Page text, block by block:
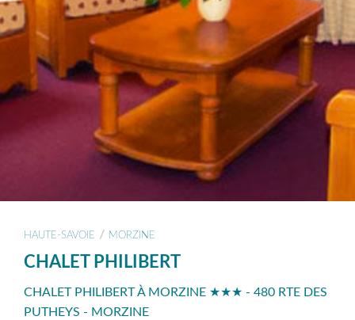
HAUTE-SAVOIE / MORZINE
CHALET PHILIBERT
CHALET PHILIBERT À MORZINE ★★★ - 480 RTE DES
PUTHEYS - MORZINE